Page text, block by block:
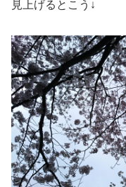
見上げるとこう↓